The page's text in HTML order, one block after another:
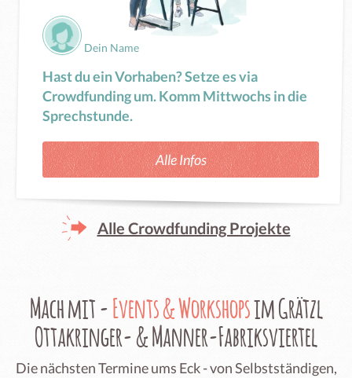
Dein Name
Hast du ein Vorhaben? Setze es via
Crowdfunding um. Komm Mittwochs in die
Sprechstunde.
Alle Infos
Alle Crowdfunding Projekte
Mach mit -Events & Workshopsim Grätzl
Ottakringer- & Manner-Fabriksviertel
Die nächsten Termine ums Eck - von Selbstständigen,